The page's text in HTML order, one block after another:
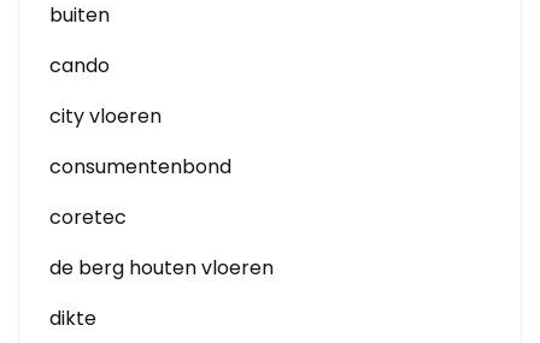
buiten
cando
city vloeren
consumentenbond
coretec
de berg houten vloeren
dikte